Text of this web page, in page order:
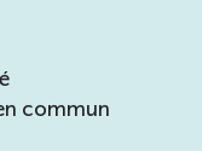
commun